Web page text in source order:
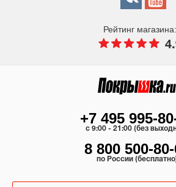
Рейтинг магазина:
+7 495 995-
c 9:00 - 21:00 (без
8 800 500-
по России